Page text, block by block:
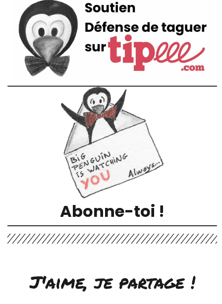
Abonne-toi !
J'aime, je partage !